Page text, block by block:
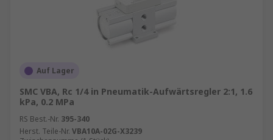
Auf Lager
SMC VBA, Rc 1/4 in Pneumatik-Aufwärtsregler 2:1, 1.6
kPa, 0.2 MPa
RS Best.-Nr. 395-340
Herst. Teile-Nr. VBA10A-02G-X3239